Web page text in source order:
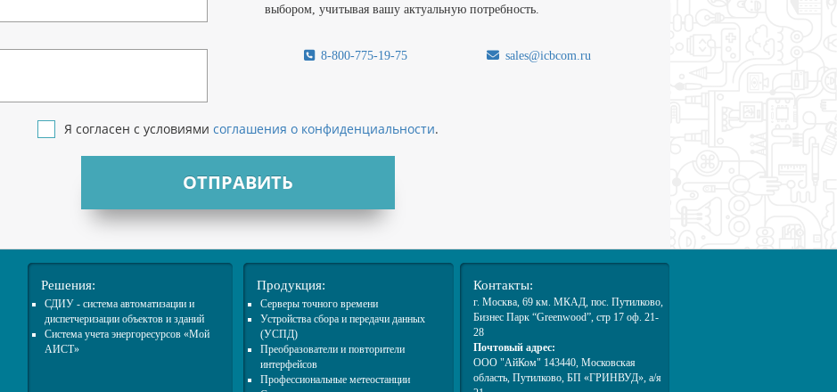
выбором, учитывая вашу актуальную потребность.
8-800-775-19-75 sales@icbcom.ru
Я согласен с условиями соглашения о конфиденциальности.
ОТПРАВИТЬ
Решения:
СДИУ - система автоматизации и
диспетчеризации объектов и зданий
Система учета энергоресурсов «Мой
АИСТ»
Продукция:
Cерверы точного времени
Устройства сбора и передачи данных
(УСПД)
Преобразователи и повторители
интерфейсов
Профессиональные метеостанции
Контакты:
г. Москва, 69 км. МКАД, пос. Путилково,
Бизнес Парк “Greenwood”, стр 17 оф. 21-
28
Почтовый адрес:
ООО "АйКом" 143440, Московская
область, Путилково, БП «ГРИНВУД», а/я